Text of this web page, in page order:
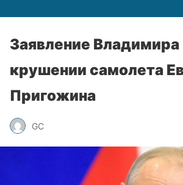
Заявление Владимира
крушении самолета
Пригожина
GC